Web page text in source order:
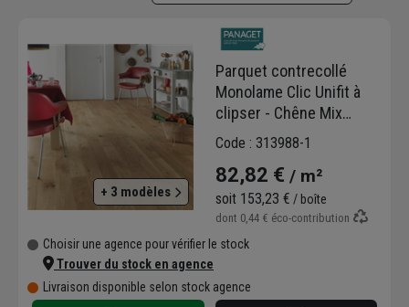
, disponibles
en finitions huilées ou vernies. Vous pouvez
les poser en
pose flottanteavec colle ou
sans colle. De plus, Panaget propose
également des parquets pour les chambres
d’hôtel ou les zones à fort trafic.
+ 3 modèles
Parquet contrecollé
Monolame Clic Unifit à
clipser - Chêne Mix
Topaze - 1210,0 MM x
Code : 313988-1
82,82 € / m²
soit 153,23 € / boîte
dont 0,44 € éco-contribution
Choisir une agence pour vérifier le stock
Trouver du stock en agence
Livraison disponible selon stock agence